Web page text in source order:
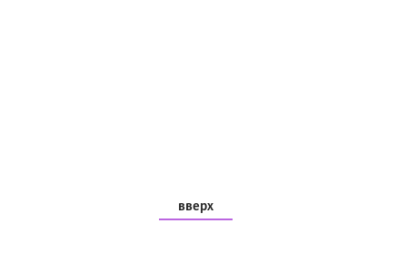
вверх